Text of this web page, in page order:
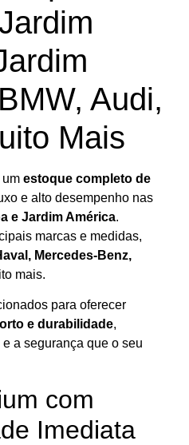
Audi,
Mais
um estoque completo de
e alto desempenho nas
e Jardim América.
marcas e medidas,
Mercedes-Benz,
mais.
para oferecer
e durabilidade,
a segurança que o seu
com
Imediata